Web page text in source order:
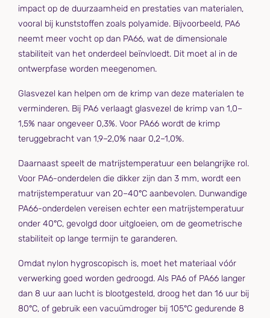
impact op de duurzaamheid en prestaties van materialen,
vooral bij kunststoffen zoals polyamide. Bijvoorbeeld, PA6
neemt meer vocht op dan PA66, wat de dimensionale
stabiliteit van het onderdeel beïnvloedt. Dit moet al in de
ontwerpfase worden meegenomen.
Glasvezel kan helpen om de krimp van deze materialen te
verminderen. Bij PA6 verlaagt glasvezel de krimp van 1,0–
1,5% naar ongeveer 0,3%. Voor PA66 wordt de krimp
teruggebracht van 1,9–2,0% naar 0,2–1,0%.
Daarnaast speelt de matrijstemperatuur een belangrijke rol.
Voor PA6-onderdelen die dikker zijn dan 3 mm, wordt een
matrijstemperatuur van 20–40°C aanbevolen. Dunwandige
PA66-onderdelen vereisen echter een matrijstemperatuur
onder 40°C, gevolgd door uitgloeien, om de geometrische
stabiliteit op lange termijn te garanderen.
Omdat nylon hygroscopisch is, moet het materiaal vóór
verwerking goed worden gedroogd. Als PA6 of PA66 langer
dan 8 uur aan lucht is blootgesteld, droog het dan 16 uur bij
80°C, of gebruik een vacuümdroger bij 105°C gedurende 8